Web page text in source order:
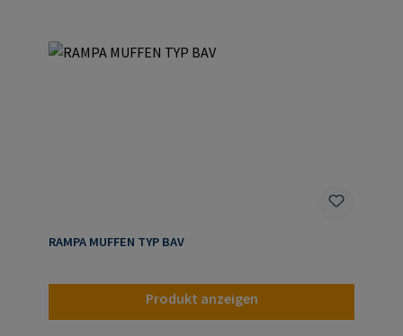
RAMPA MUFFEN TYP BAV
Produkt anzeigen